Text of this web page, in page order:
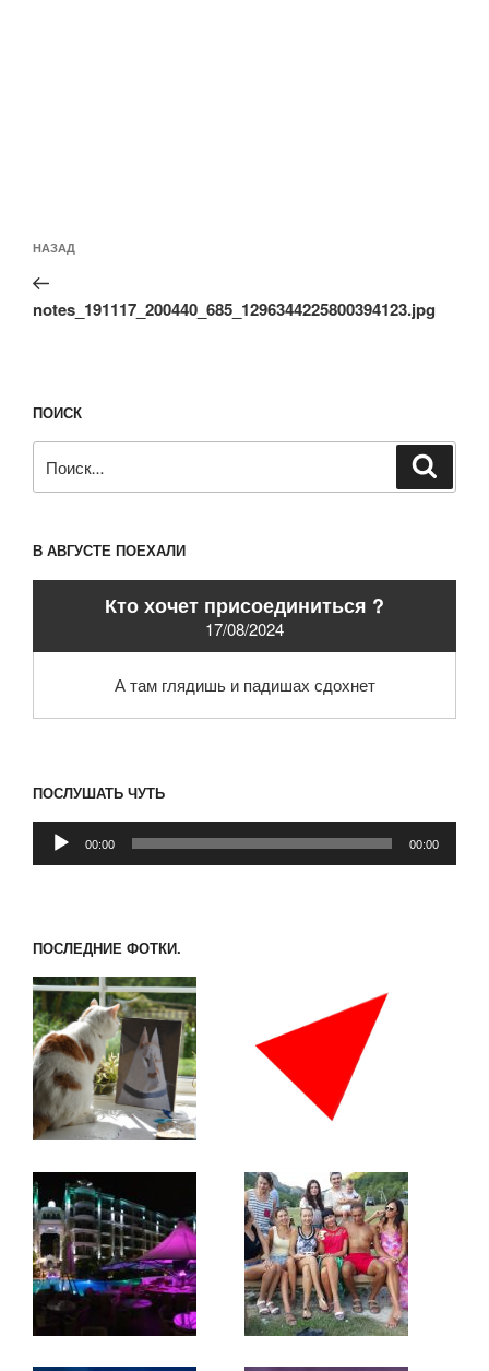
по
записям
Предыдущая
запись:
НАЗАД
notes_191117_200440_685_1296344225800394123.jpg
ПОИСК
В АВГУСТЕ ПОЕХАЛИ
Кто хочет присоединиться ?
17/08/2024
А там глядишь и падишах сдохнет
ПОСЛУШАТЬ ЧУТЬ
Аудиоплеер
00:00 00:00
ПОСЛЕДНИЕ ФОТКИ.